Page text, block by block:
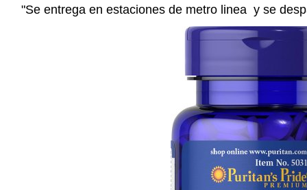
"Se entrega en estaciones de metro linea y se